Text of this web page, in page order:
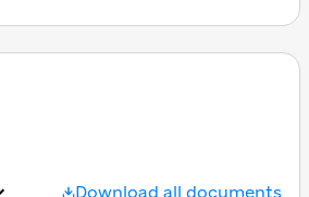
Download all documents